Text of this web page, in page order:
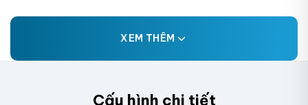
XEM THÊM
Cấu hình chi tiết